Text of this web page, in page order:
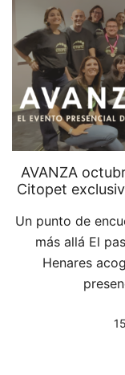
AVANZA
Citopet
Un punto de
más allá El
Henares